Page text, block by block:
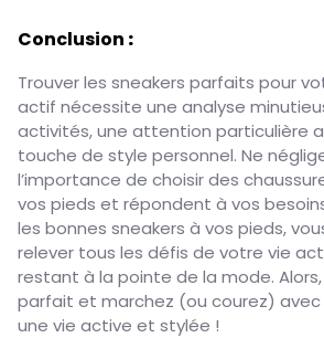
Conclusion :
Trouver les sneakers parfaits pour
actif nécessite une analyse
activités, une attention particulière
touche de style personnel. Ne
l’importance de choisir des
vos pieds et répondent à vos
les bonnes sneakers à vos pieds,
relever tous les défis de votre vie
restant à la pointe de la mode.
parfait et marchez (ou courez) avec
une vie active et stylée !